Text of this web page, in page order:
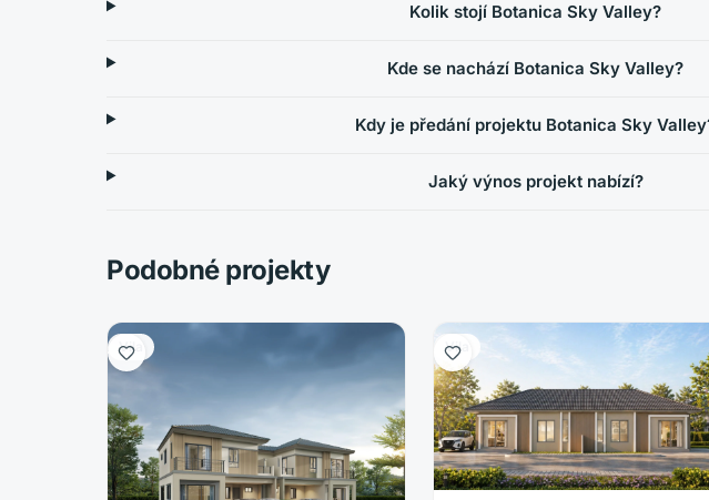
Kolik stojí Botanica Sky Valley?
Kde se nachází Botanica Sky Valley?
Kdy je předání projektu Botanica Sky
Jaký výnos projekt nabízí?
Podobné projekty
Vila Vila